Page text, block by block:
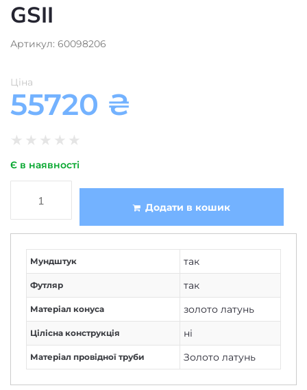
GSII
Артикул: 60098206
Ціна
55720 ₴
★ ★ ★ ★ ★
Є в наявності
Додати в кошик
Мундштук так
Футляр так
Матеріал конуса золото латунь
Цілісна конструкція ні
Матеріал провідної труби Золото латунь